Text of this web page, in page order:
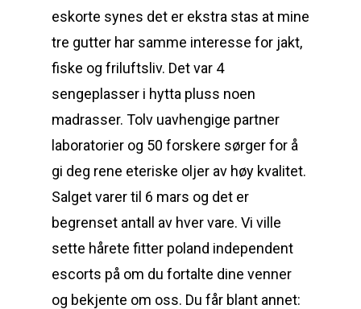
eskorte synes det er ekstra stas at mine
tre gutter har samme interesse for jakt,
fiske og friluftsliv. Det var 4
sengeplasser i hytta pluss noen
madrasser. Tolv uavhengige partner
laboratorier og 50 forskere sørger for å
gi deg rene eteriske oljer av høy kvalitet.
Salget varer til 6 mars og det er
begrenset antall av hver vare. Vi ville
sette hårete fitter poland independent
escorts på om du fortalte dine venner
og bekjente om oss. Du får blant annet: